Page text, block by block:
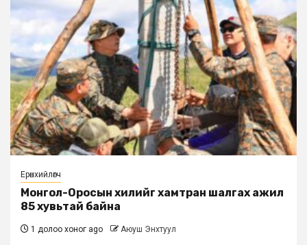
Ерөнхийлөгч
Монгол-Оросын хилийг хамтран шалгах ажил
85 хувьтай байна
1 долоо хоног ago Аюуш Энхтуул